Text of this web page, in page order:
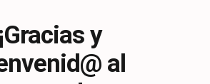
¡Gracias y
al